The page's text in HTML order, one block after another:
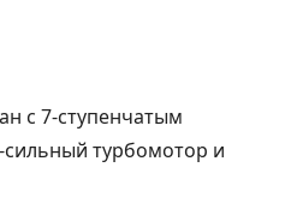
с 7-ступенчатым
турбомотор и